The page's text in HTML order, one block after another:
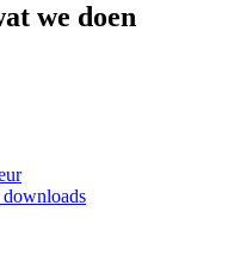
we doen